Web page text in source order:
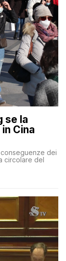
se la
Cina
dei
circolare del